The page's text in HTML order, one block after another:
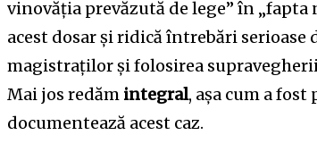
vinovăția prevăzută de lege” în
acest dosar și ridică întrebări
magistraților și folosirea
Mai jos redăm integral, așa cum a fost
documentează acest caz.